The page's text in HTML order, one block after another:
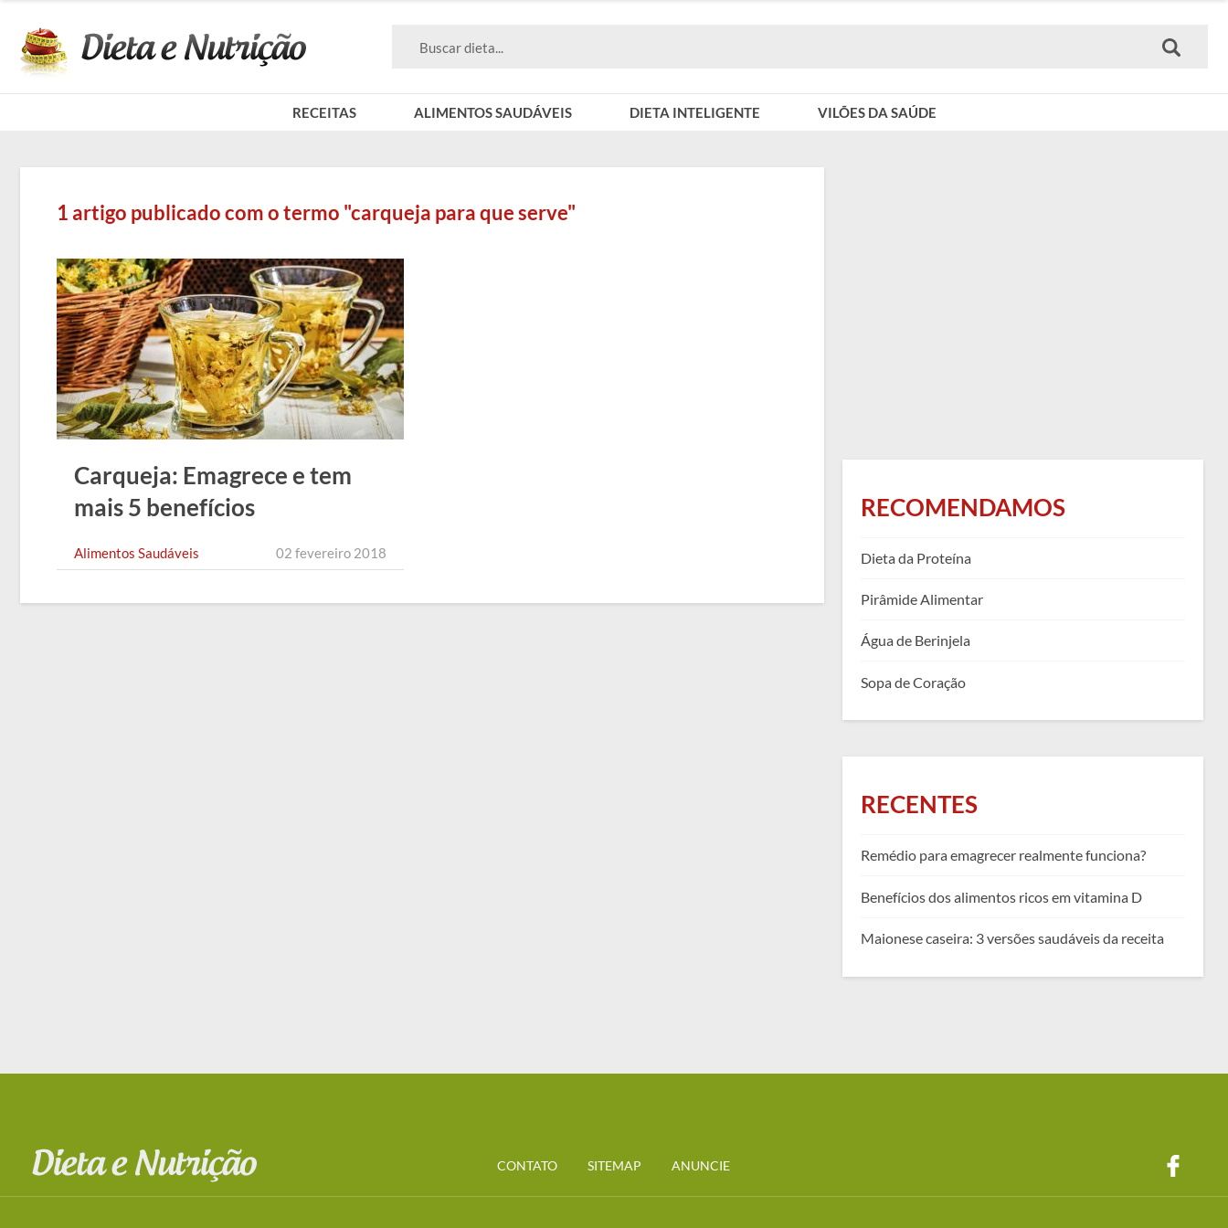
RECEITAS ALIMENTOS SAUDÁVEIS DIETA INTELIGENTE VILÕES DA SAÚDE
1 artigo publicado com o termo "carqueja para que serve"
Carqueja: Emagrece e tem
mais 5 benefícios
Alimentos Saudáveis 02 fevereiro 2018
RECOMENDAMOS
Dieta da Proteína
Pirâmide Alimentar
Água de Berinjela
Sopa de Coração
RECENTES
Remédio para emagrecer realmente funciona?
Benefícios dos alimentos ricos em vitamina D
Maionese caseira: 3 versões saudáveis da receita
CONTATO SITEMAP ANUNCIE